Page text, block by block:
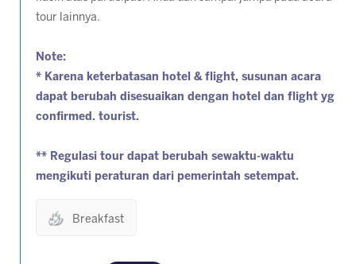
tour lainnya.
Note:
* Karena keterbatasan hotel & flight, susunan acara
dapat berubah disesuaikan dengan hotel dan flight yg
confirmed. tourist.
** Regulasi tour dapat berubah sewaktu-waktu
mengikuti peraturan dari pemerintah setempat.
Breakfast